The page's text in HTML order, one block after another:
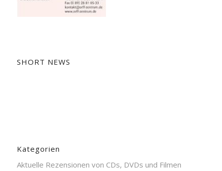
SHORT NEWS
Kategorien
Aktuelle Rezensionen von CDs, DVDs und Filmen